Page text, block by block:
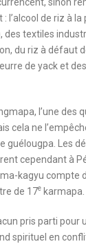
l’alcool de riz à la
textiles
du riz à défaut
de yack et
l’une des
cela ne
guélougpa. Les
cependant à
kagyu compte
de 17e karmapa.
pris parti pour
spirituel en